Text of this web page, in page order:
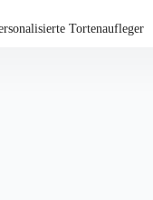
Tortenaufleger